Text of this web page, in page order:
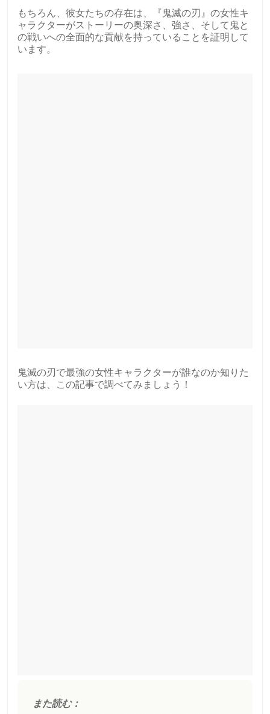
もちろん、彼女たちの存在は、『鬼滅の刃』の女性キ
ャラクターがストーリーの奥深さ、強さ、そして鬼と
の戦いへの全面的な貢献を持っていることを証明して
います。
鬼滅の刃で最強の女性キャラクターが誰なのか知りた
い方は、この記事で調べてみましょう！
また読む：